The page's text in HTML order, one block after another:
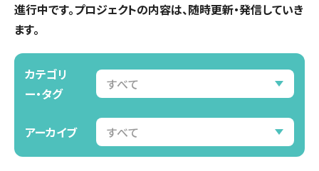
カテゴリ
ー・タグ
アーカイブ
進行中です。プロジェクトの内容は、随時更新・発信していき
ます。